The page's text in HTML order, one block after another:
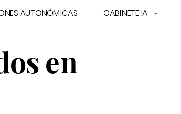
AUTONÓMICAS GABINETE IA
en